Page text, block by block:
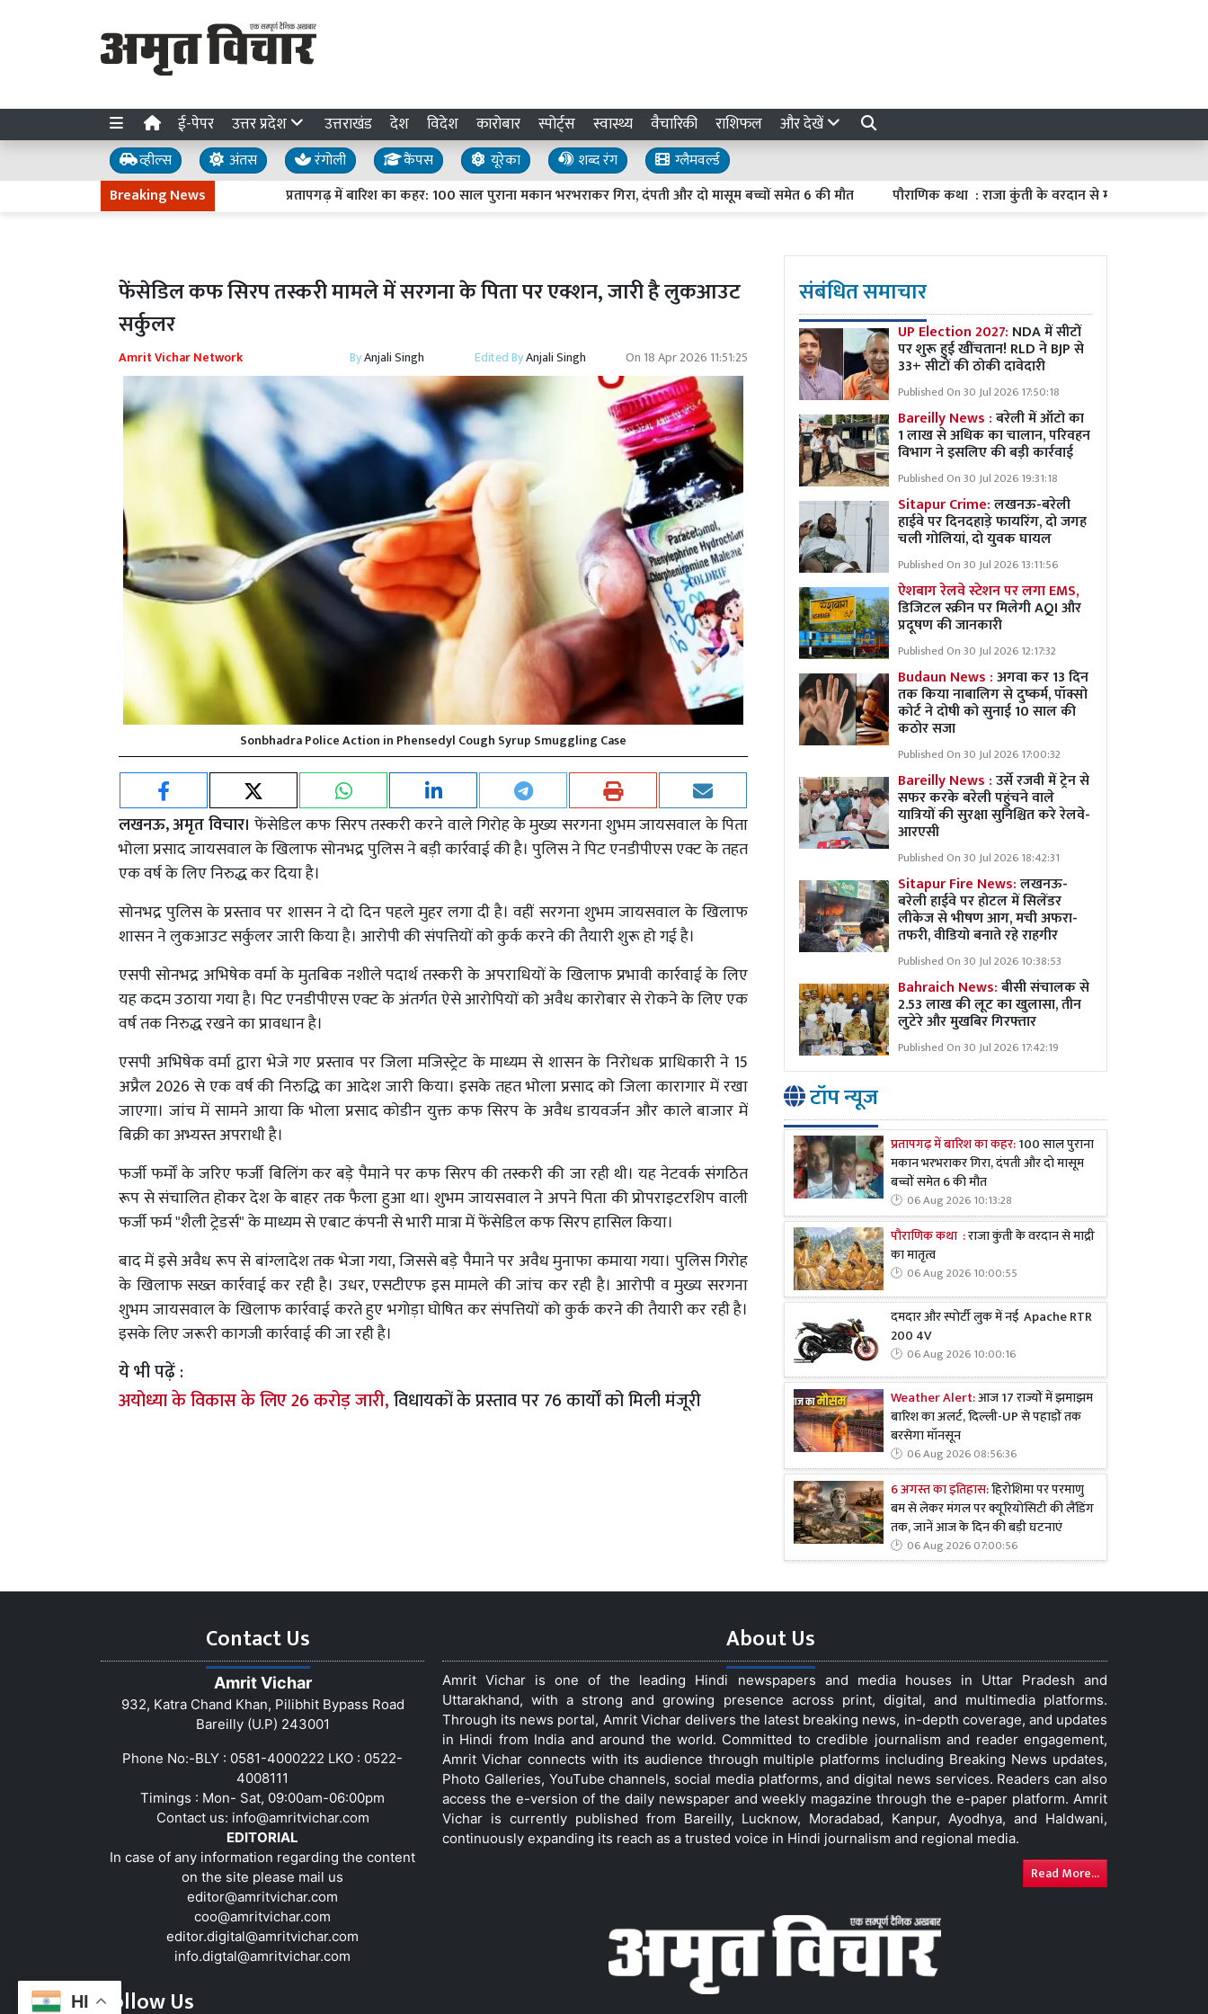
ई-पेपर उत्तर प्रदेश उत्तराखंड देश विदेश कारोबार स्पोर्ट्स स्वास्थ्य वैचारिकी राशिफल और देखें
व्हील्स अंतस रंगोली कैंपस यूरेका शब्द रंग
ग्लैमवर्ल्ड
Breaking News
प्रतापगढ़ में बारिश का कहर: 100 साल पुराना मकान भरभराकर गिरा, दंपती और दो मासूम बच्चों समेत 6 की मौत पौराणिक कथा : राजा कुंती के वरदान से माद्री का मातृत्व
HI
फेंसेडिल कफ सिरप तस्करी मामले में सरगना के पिता पर एक्शन, जारी है लुकआउट
सर्कुलर
Amrit Vichar Network ByAnjali Singh Edited ByAnjali Singh On 18 Apr 2026 11:51:25
Sonbhadra Police Action in Phensedyl Cough Syrup Smuggling Case
लखनऊ, अमृत विचार। फेंसेडिल कफ सिरप तस्करी करने वाले गिरोह के मुख्य सरगना शुभम जायसवाल के पिता
भोला प्रसाद जायसवाल के खिलाफ सोनभद्र पुलिस ने बड़ी कार्रवाई की है। पुलिस ने पिट एनडीपीएस एक्ट के तहत
एक वर्ष के लिए निरुद्ध कर दिया है।
सोनभद्र पुलिस के प्रस्ताव पर शासन ने दो दिन पहले मुहर लगा दी है। वहीं सरगना शुभम जायसवाल के खिलाफ
शासन ने लुकआउट सर्कुलर जारी किया है। आरोपी की संपत्तियों को कुर्क करने की तैयारी शुरू हो गई है।
एसपी सोनभद्र अभिषेक वर्मा के मुतबिक नशीले पदार्थ तस्करी के अपराधियों के खिलाफ प्रभावी कार्रवाई के लिए
यह कदम उठाया गया है। पिट एनडीपीएस एक्ट के अंतर्गत ऐसे आरोपियों को अवैध कारोबार से रोकने के लिए एक
वर्ष तक निरुद्ध रखने का प्रावधान है।
एसपी अभिषेक वर्मा द्वारा भेजे गए प्रस्ताव पर जिला मजिस्ट्रेट के माध्यम से शासन के निरोधक प्राधिकारी ने 15
अप्रैल 2026 से एक वर्ष की निरुद्धि का आदेश जारी किया। इसके तहत भोला प्रसाद को जिला कारागार में रखा
जाएगा। जांच में सामने आया कि भोला प्रसाद कोडीन युक्त कफ सिरप के अवैध डायवर्जन और काले बाजार में
बिक्री का अभ्यस्त अपराधी है।
फर्जी फर्मों के जरिए फर्जी बिलिंग कर बड़े पैमाने पर कफ सिरप की तस्करी की जा रही थी। यह नेटवर्क संगठित
रूप से संचालित होकर देश के बाहर तक फैला हुआ था। शुभम जायसवाल ने अपने पिता की प्रोपराइटरशिप वाली
फर्जी फर्म "शैली ट्रेडर्स" के माध्यम से एबाट कंपनी से भारी मात्रा में फेंसेडिल कफ सिरप हासिल किया।
बाद में इसे अवैध रूप से बांग्लादेश तक भेजा गया, जिससे बड़े पैमाने पर अवैध मुनाफा कमाया गया। पुलिस गिरोह
के खिलाफ सख्त कार्रवाई कर रही है। उधर, एसटीएफ इस मामले की जांच कर रही है। आरोपी व मुख्य सरगना
शुभम जायसवाल के खिलाफ कार्रवाई करते हुए भगोड़ा घोषित कर संपत्तियों को कुर्क करने की तैयारी कर रही है।
इसके लिए जरूरी कागजी कार्रवाई की जा रही है।
ये भी पढ़ें :
अयोध्या के विकास के लिए 26 करोड़ जारी,विधायकों के प्रस्ताव पर 76 कार्यों को मिली मंजूरी
संबंधित समाचार
UP Election 2027: NDA में सीटों
पर शुरू हुई खींचतान! RLD ने BJP से
33+ सीटों की ठोकी दावेदारी
Published On 30 Jul 2026 17:50:18
Bareilly News :बरेली में ऑटो का
1 लाख से अधिक का चालान, परिवहन
विभाग ने इसलिए की बड़ी कार्रवाई
Published On 30 Jul 2026 19:31:18
Sitapur Crime:लखनऊ-बरेली
हाईवे पर दिनदहाड़े फायरिंग, दो जगह
चली गोलियां, दो युवक घायल
Published On 30 Jul 2026 13:11:56
ऐशबाग रेलवे स्टेशन पर लगा EMS,
डिजिटल स्क्रीन पर मिलेगी AQI और
प्रदूषण की जानकारी
Published On 30 Jul 2026 12:17:32
Budaun News :अगवा कर 13 दिन
तक किया नाबालिग से दुष्कर्म, पॉक्सो
कोर्ट ने दोषी को सुनाई 10 साल की
कठोर सजा
Published On 30 Jul 2026 17:00:32
Bareilly News :उर्से रजवी में ट्रेन से
सफर करके बरेली पहुंचने वाले
यात्रियों की सुरक्षा सुनिश्चित करे रेलवे-
आरएसी
Published On 30 Jul 2026 18:42:31
Sitapur Fire News:लखनऊ-
बरेली हाईवे पर होटल में सिलेंडर
लीकेज से भीषण आग, मची अफरा-
तफरी, वीडियो बनाते रहे राहगीर
Published On 30 Jul 2026 10:38:53
Bahraich News:बीसी संचालक से
2.53 लाख की लूट का खुलासा, तीन
लुटेरे और मुखबिर गिरफ्तार
Published On 30 Jul 2026 17:42:19
टॉप न्यूज
प्रतापगढ़ में बारिश का कहर:100 साल पुराना
मकान भरभराकर गिरा, दंपती और दो मासूम
बच्चों समेत 6 की मौत
06 Aug 2026 10:13:28
पौराणिक कथा :राजा कुंती के वरदान से माद्री
का मातृत्व
06 Aug 2026 10:00:55
दमदार और स्पोर्टी लुक में नई Apache RTR
200 4V
06 Aug 2026 10:00:16
Weather Alert:आज 17 राज्यों में झमाझम
बारिश का अलर्ट, दिल्ली-UP से पहाड़ों तक
बरसेगा मॉनसून
06 Aug 2026 08:56:36
6 अगस्त का इतिहास:हिरोशिमा पर परमाणु
बम से लेकर मंगल पर क्यूरियोसिटी की लैंडिंग
तक, जानें आज के दिन की बड़ी घटनाएं
06 Aug 2026 07:00:56
Contact Us
Amrit Vichar
932, Katra Chand Khan, Pilibhit Bypass Road
Bareilly (U.P) 243001
Phone No:-BLY : 0581-4000222 LKO : 0522-
4008111
Timings : Mon- Sat, 09:00am-06:00pm
Contact us: info@amritvichar.com
EDITORIAL
In case of any information regarding the content
on the site please mail us
editor@amritvichar.com
coo@amritvichar.com
editor.digital@amritvichar.com
info.digtal@amritvichar.com
Follow Us
About Us
Amrit Vichar is one of the leading Hindi newspapers and media houses in Uttar Pradesh and
Uttarakhand, with a strong and growing presence across print, digital, and multimedia platforms.
Through its news portal, Amrit Vichar delivers the latest breaking news, in-depth coverage, and updates
in Hindi from India and around the world. Committed to credible journalism and reader engagement,
Amrit Vichar connects with its audience through multiple platforms including Breaking News updates,
Photo Galleries, YouTube channels, social media platforms, and digital news services. Readers can also
access the e-version of the daily newspaper and weekly magazine through the e-paper platform. Amrit
Vichar is currently published from Bareilly, Lucknow, Moradabad, Kanpur, Ayodhya, and Haldwani,
continuously expanding its reach as a trusted voice in Hindi journalism and regional media.
Read More...